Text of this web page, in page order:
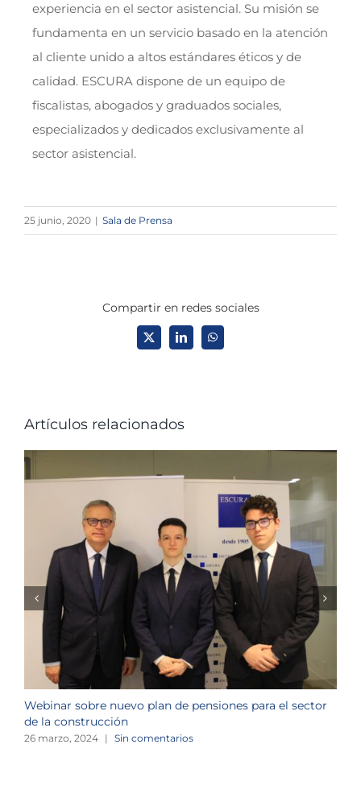
experiencia en el sector asistencial. Su misión se
fundamenta en un servicio basado en la atención
al cliente unido a altos estándares éticos y de
calidad. ESCURA dispone de un equipo de
fiscalistas, abogados y graduados sociales,
especializados y dedicados exclusivamente al
sector asistencial.
25 junio, 2020 | Sala de Prensa
Compartir en redes sociales
X LinkedInWhatsApp
Artículos relacionados
Webinar sobre nuevo plan de pensiones para el sector
de la construcción
26 marzo, 2024 | Sin comentarios